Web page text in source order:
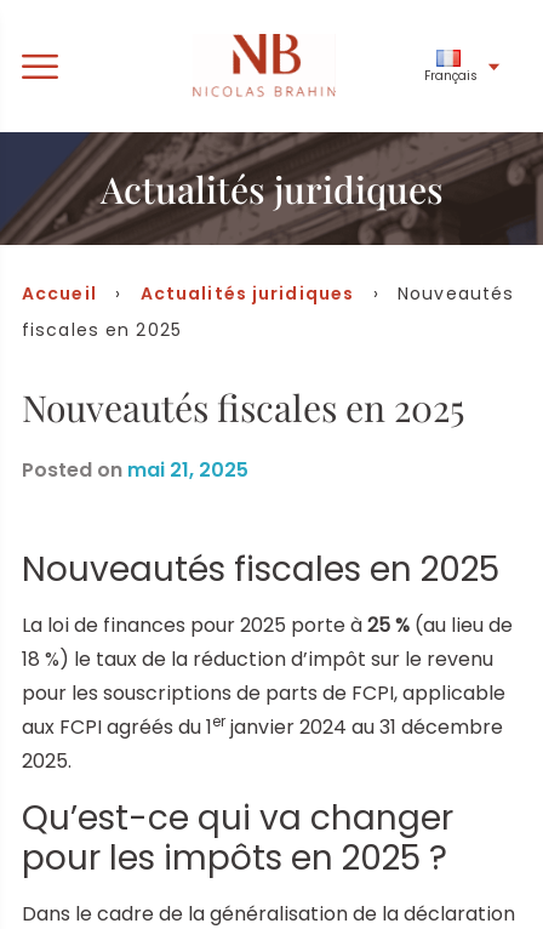
Français
Actualités juridiques
Accueil › Actualités juridiques
› Nouveautés
fiscales en 2025
Nouveautés fiscales en 2025
Posted on mai 21, 2025
Nouveautés fiscales en 2025
La loi de finances pour 2025 porte à25 % (au lieu de
18 %) le taux de la réduction d’impôt sur le revenu
pour les souscriptions de parts de FCPI, applicable
aux FCPI agréés du 1er janvier 2024 au 31 décembre
2025.
Qu’est-ce qui va changer
pour les impôts en 2025 ?
Dans le cadre de la généralisation de la déclaration